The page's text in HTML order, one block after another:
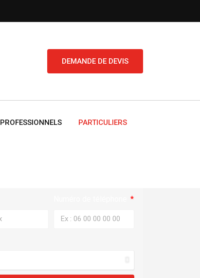
DEMANDE DE DEVIS
PROFESSIONNELS PARTICULIERS